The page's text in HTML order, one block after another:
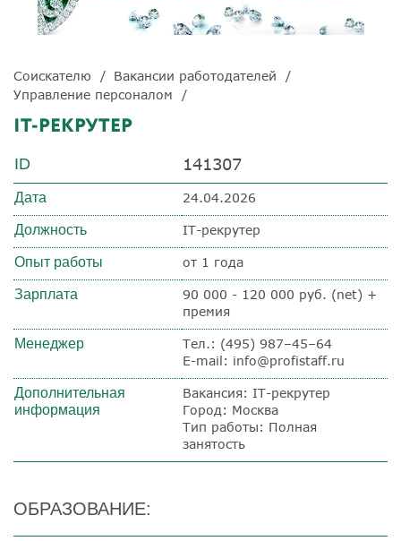
Соискателю
Вакансии работодателей
Управление персоналом
IT-РЕКРУТЕР
ID 141307
Дата 24.04.2026
Должность IT-рекрутер
Опыт работы от 1 года
Зарплата
90 000 - 120 000 руб. (net) +
премия
Менеджер
Тел.: (495) 987–45–64
E-mail: info@profistaff.ru
Дополнительная
информация
Вакансия: IT-рекрутер
Город: Москва
Тип работы: Полная
занятость
ОБРАЗОВАНИЕ: